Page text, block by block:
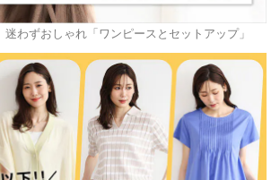
迷わずおしゃれ「ワンピースとセットアップ」